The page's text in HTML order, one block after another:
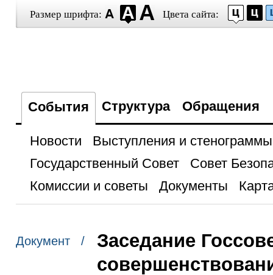
Размер шрифта: Цвета сайта:
События Структура Обращения
Новости
Выступления и стенограммы
Государственный Совет
Совет
Комиссии и советы
Документы
Документ /
Заседание